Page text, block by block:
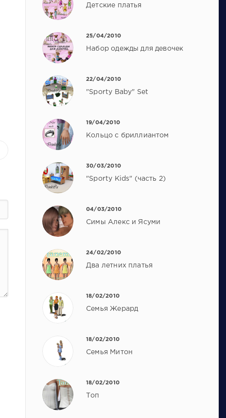
Детские платья
25/04/2010
Набор одежды для девочек
22/04/2010
"Sporty Baby" Set
19/04/2010
Кольцо с бриллиантом
30/03/2010
"Sporty Kids" (часть 2)
04/03/2010
Симы Алекс и Ясуми
24/02/2010
Два летних платья
18/02/2010
Семья Жерард
18/02/2010
Семья Митон
18/02/2010
Топ